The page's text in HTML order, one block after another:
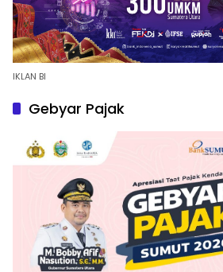
IKLAN BI
Gebyar Pajak